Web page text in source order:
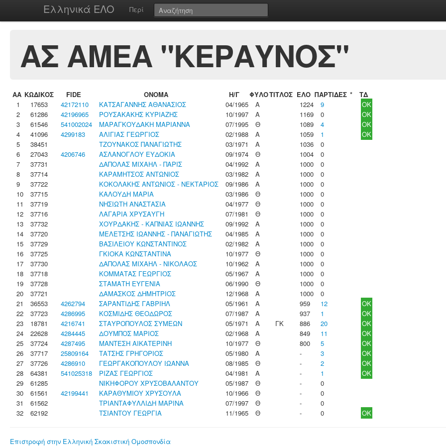
Ελληνικά ΕΛΟ Περί
ΑΣ ΑΜΕΑ "ΚΕΡΑΥΝΟΣ"
ΑΑ ΚΩΔΙΚΟΣ FIDE ΟΝΟΜΑ Η/Γ ΦΥΛΟΤΙΤΛΟΣ ΕΛΟ ΠΑΡΤΙΔΕΣ *
ΤΔ
1
17653 42172110 ΚΑΤΣΑΓΑNΝΗΣ ΑΘΑΝΑΣΙΟΣ 04/1965 Α 1224 9
OK
2
61286 42196965 ΡΟΥΣΑΚΑΚΗΣ ΚΥΡΙΑΖΗΣ 10/1997 Α 1169 0
OK
3
61546 541002024 ΜΑΡΑΓΚΟΥΔΑΚΗ ΜΑΡΙΑΝΝΑ 07/1995 Θ 1089 4
OK
4
41096 4299183 ΑΛΙΓΙΑΣ ΓΕΩΡΓΙΟΣ 02/1988 Α 1059 1
OK
5
38451 ΤΖΟΥΝΑΚΟΣ ΠΑΝΑΓΙΩΤΗΣ 03/1971 Α 1036
0
6
27043 4206746 ΑΣΛΑΝΟΓΛΟΥ ΕΥΔΟΚΙΑ 09/1974 Θ 1004
0
7
37731 ΔΑΠΟΛΑΣ ΜΙΧΑΗΛ - ΠΑΡΙΣ 04/1992 Α 1000
0
8
37714 ΚΑΡΑΜΗΤΣΟΣ ΑΝΤΩΝΙΟΣ 03/1982 Α 1000
0
9
37722 ΚΟΚΟΛΑΚΗΣ ΑΝΤΩΝΙΟΣ - ΝΕΚΤΑΡΙΟΣ 09/1986 Α 1000
0
10
37715 ΚΑΛΟΥΔΗ ΜΑΡΙΑ 03/1986 Θ 1000
0
11
37719 ΝΗΣΙΩΤΗ ΑΝΑΣΤΑΣΙΑ 04/1977 Θ 1000
0
12
37716 ΛΑΓΑΡΙΑ ΧΡΥΣΑΥΓΗ 07/1981 Θ 1000
0
13
37732 ΧΟΥΡΔΑΚΗΣ - ΚΑΠΝΙΑΣ ΙΩΑΝΝΗΣ 09/1992 Α 1000
0
14
37720 ΜΕΛΕΤΣΗΣ ΙΩΑΝΝΗΣ - ΠΑΝΑΓΙΩΤΗΣ 04/1985 Α 1000
0
15
37729 ΒΑΣΙΛΕΙΟΥ ΚΩΝΣΤΑΝΤΙΝΟΣ 02/1982 Α 1000
0
16
37725 ΓΚΙΟΚΑ ΚΩΝΣΤΑΝΤΙΝΑ 10/1977 Θ 1000
0
17
37730 ΔΑΠΟΛΑΣ ΜΙΧΑΗΛ - ΝΙΚΟΛΑΟΣ 10/1962 Α 1000
0
18
37718 ΚΟΜΜΑΤΑΣ ΓΕΩΡΓΙΟΣ 05/1967 Α 1000
0
19
37728 ΣΤΑΜΑΤΗ ΕΥΓΕΝΙΑ 06/1990 Θ 1000
0
20
37721 ΔΑΜΑΣΚΟΣ ΔΗΜΗΤΡΙΟΣ 12/1968 Α 1000
0
21
36553 4262794 ΣΑΡΑΝΤΙΔΗΣ ΓΑΒΡΙΗΛ 05/1961 Α 959 12
OK
22
37723 4286995 ΚΟΣΜΙΔΗΣ ΘΕΟΔΩΡΟΣ 07/1987 Α 937 1
OK
23
18781 4216741 ΣΤΑΥΡΟΠΟΥΛΟΣ ΣΥΜΕΩΝ 05/1971 Α ΓΚ 886 20
OK
24
22628 4284445 ΔΟΥΜΠΟΣ ΜΑΡΙΟΣ 02/1968 Α 849 11
OK
25
37724 4287495 ΜΑΝΤΕΣΗ ΑΙΚΑΤΕΡΙΝΗ 10/1977 Θ 800 5
OK
26
37717 25809164 ΤΑΤΣΗΣ ΓΡΗΓΟΡΙΟΣ 05/1980 Α - 3
OK
27
37726 4286910 ΓΕΩΡΓΑΚΟΠΟΥΛΟΥ ΙΩΑΝΝΑ 08/1985 Θ - 2
OK
28
64381 541025318 ΡΙΖΑΣ ΓΕΩΡΓΙΟΣ 04/1981 Α - 1
OK
29
61285 ΝΙΚΗΦΟΡΟΥ ΧΡΥΣΟΒΑΛΑΝΤΟΥ 05/1987 Θ -
0
30
61561 42199441 ΚΑΡΑΘΥΜΙΟΥ ΧΡΥΣΟΥΛΑ 10/1966 Θ -
0
31
61562 ΤΡΙΑΝΤΑΦΥΛΛΙΔΗ ΜΑΡΙΝΑ 07/1997 Θ -
0
32
62192 ΤΣΙΑΝΤΟΥ ΓΕΩΡΓΙΑ 11/1965 Θ - 0 OK
Επιστροφή στην Ελληνική Σκακιστική Ομοσπονδία